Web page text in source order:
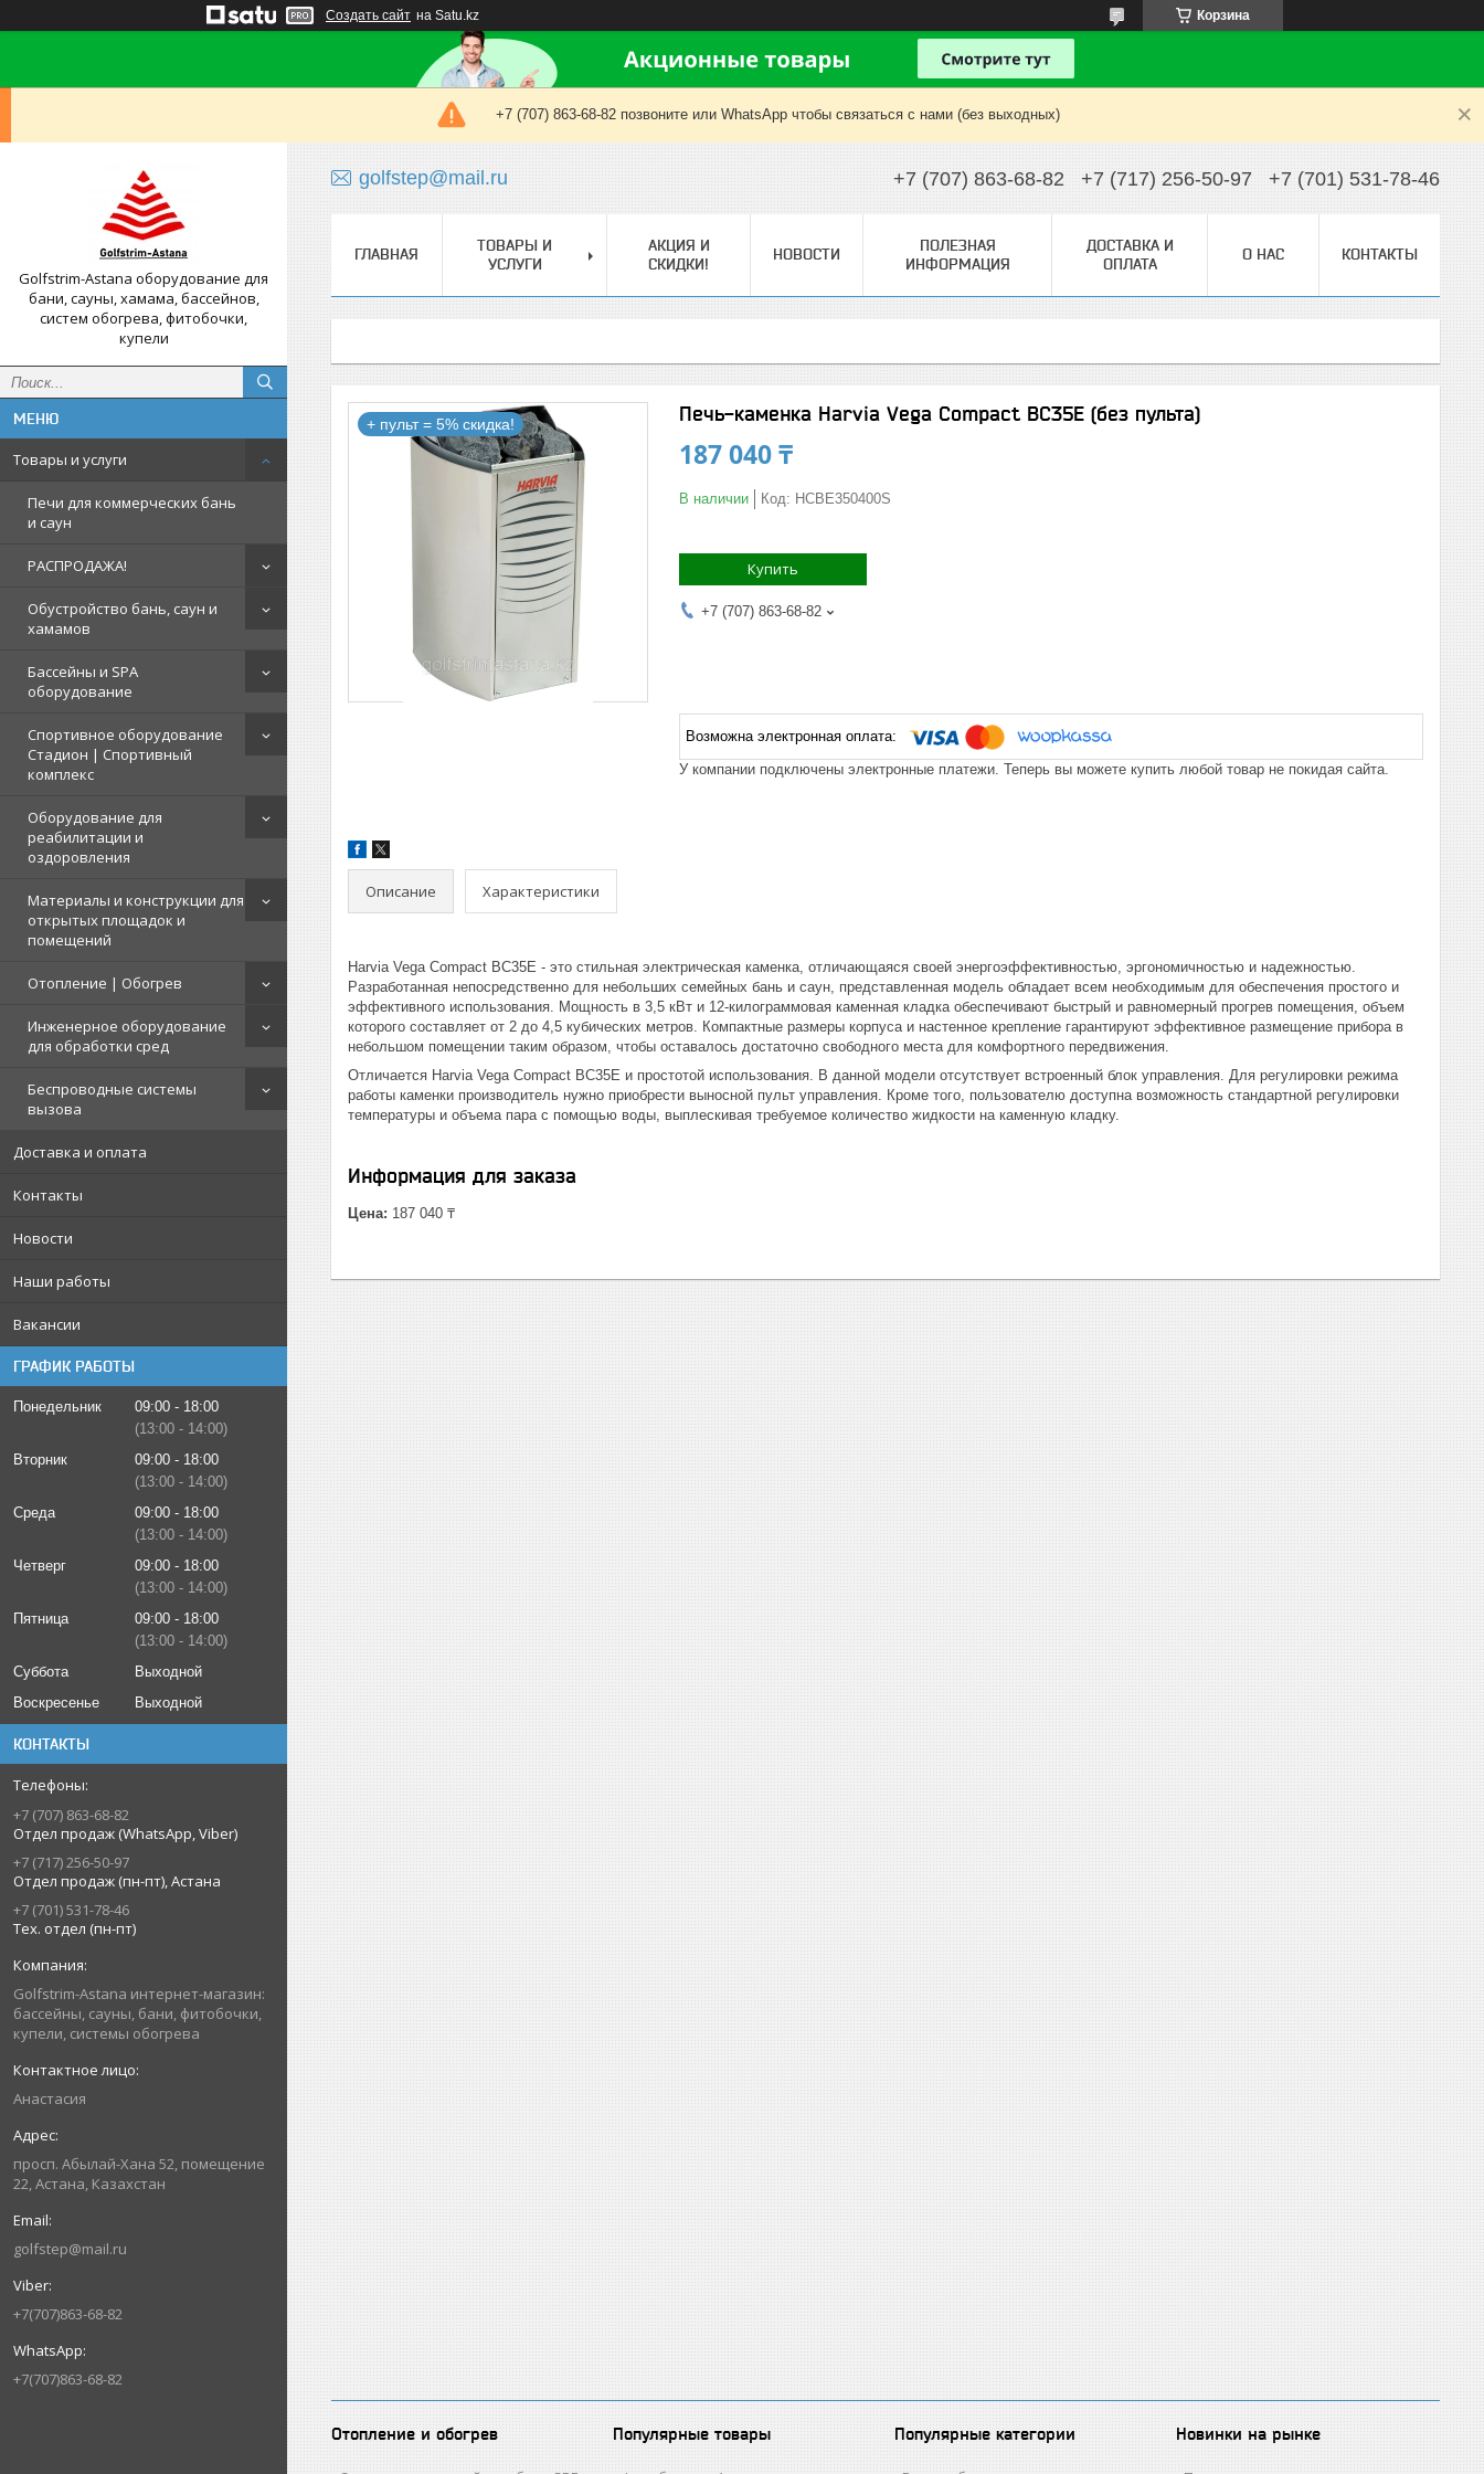
Создать сайт на Satu.kz Корзина
+7 (707) 863-68-82 позвоните или WhatsApp чтобы связаться с нами (без выходных)
Golfstrim-Astana оборудование для
бани, сауны, хамама, бассейнов,
систем обогрева, фитобочки,
купели
Товары и услуги
Печи для коммерческих бань
и саун
РАСПРОДАЖА!
Обустройство бань, саун и
хамамов
Бассейны и SPA
оборудование
Спортивное оборудование
Стадион | Cпортивный
комплекс
Оборудование для
реабилитации и
оздоровления
Материалы и конструкции для
открытых площадок и
помещений
Отопление | Обогрев
Инженерное оборудование
для обработки сред
Беспроводные системы
вызова
Доставка и оплата
Контакты
Новости
Наши работы
Вакансии
ГРАФИК РАБОТЫ
Понедельник 09:00
18:00
13:00
14:00
Вторник
09:00
18:00
13:00
14:00
Среда
09:00
18:00
13:00
14:00
Четверг
09:00
18:00
13:00
14:00
Пятница
09:00
18:00
13:00
14:00
Суббота
Выходной
Воскресенье
Выходной
КОНТАКТЫ
+7 (707) 863-68-82
Отдел продаж (WhatsApp, Viber)
+7 (717) 256-50-97
Отдел продаж (пн-пт), Астана
+7 (701) 531-78-46
Тех. отдел (пн-пт)
Golfstrim-Astana интернет-магазин:
бассейны, сауны, бани, фитобочки,
купели, системы обогрева
Анастасия
просп. Абылай-Хана 52, помещение
22, Астана, Казахстан
golfstep@mail.ru
+7(707)863-68-82
+7(707)863-68-82
golfstep@mail.ru +7 (707) 863-68-82 +7 (717) 256-50-97 +7 (701) 531-78-46
ГЛАВНАЯ
ТОВАРЫ И
УСЛУГИ
АКЦИЯ И
СКИДКИ!
НОВОСТИ
ПОЛЕЗНАЯ
ИНФОРМАЦИЯ
ДОСТАВКА И
ОПЛАТА
О НАС КОНТАКТЫ
+ пульт = 5% скидка! Печь-каменка Harvia Vega Compact ВС35Е (без пульта)
187 040 ₸
В наличии Код: HCBE350400S
Купить
+7 (707) 863-68-82
У компании подключены электронные платежи. Теперь вы можете купить любой товар не покидая сайта.
Описание Характеристики
Harvia Vega Compact ВС35Е - это стильная электрическая каменка, отличающаяся своей энергоэффективностью, эргономичностью и надежностью.
Разработанная непосредственно для небольших семейных бань и саун, представленная модель обладает всем необходимым для обеспечения простого и
эффективного использования. Мощность в 3,5 кВт и 12-килограммовая каменная кладка обеспечивают быстрый и равномерный прогрев помещения, объем
которого составляет от 2 до 4,5 кубических метров. Компактные размеры корпуса и настенное крепление гарантируют эффективное размещение прибора в
небольшом помещении таким образом, чтобы оставалось достаточно свободного места для комфортного передвижения.
Отличается Harvia Vega Compact ВС35Е и простотой использования. В данной модели отсутствует встроенный блок управления. Для регулировки режима
работы каменки производитель нужно приобрести выносной пульт управления. Кроме того, пользователю доступна возможность стандартной регулировки
температуры и объема пара с помощью воды, выплескивая требуемое количество жидкости на каменную кладку.
Информация для заказа
Цена: 187 040 ₸
Отопление и обогрев Популярные товары Популярные категории Новинки на рынке